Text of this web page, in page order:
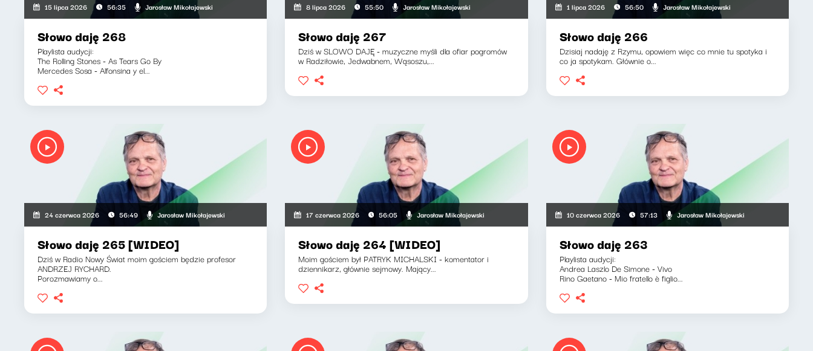
15 lipca 2026 56:35 Jarosław Mikołajewski
Słowo daję 268
Playlista audycji:
The Rolling Stones - As Tears Go By
Mercedes Sosa - Alfonsina y el...
8 lipca 2026 55:50 Jarosław Mikołajewski
Słowo daję 267
Dziś w SLOWO DAJĘ - muzyczne myśli dla ofiar pogromów
w Radziłowie, Jedwabnem, Wąsoszu,...
1 lipca 2026 56:50 Jarosław Mikołajewski
Słowo daję 266
Dzisiaj nadaję z Rzymu, opowiem więc co mnie tu spotyka i
co ja spotykam. Głównie o...
24 czerwca 2026 56:49 Jarosław Mikołajewski
Słowo daję 265 [WIDEO]
Dziś w Radio Nowy Świat moim gościem będzie profesor
ANDRZEJ RYCHARD.
Porozmawiamy o...
17 czerwca 2026 56:05 Jarosław Mikołajewski
Słowo daję 264 [WIDEO]
Moim gościem był PATRYK MICHALSKI - komentator i
dziennikarz, głównie sejmowy. Mający...
10 czerwca 2026 57:13 Jarosław Mikołajewski
Słowo daję 263
Playlista audycji:
Andrea Laszlo De Simone - Vivo
Rino Gaetano - Mio fratello è figlio...